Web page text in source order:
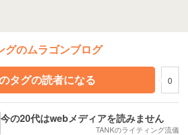
グのムラゴンブログ
タグの読者になる
0
今の20代はwebメディアを読みません
TANKのライティング流儀